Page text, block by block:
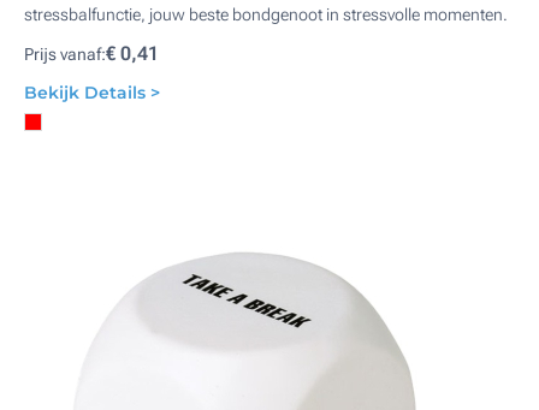
stressbalfunctie, jouw beste bondgenoot in stressvolle momenten.
Prijs vanaf:€ 0,41
Bekijk Details >